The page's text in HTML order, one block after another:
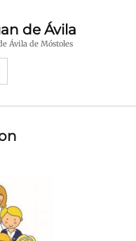
de Ávila
Ávila de Móstoles